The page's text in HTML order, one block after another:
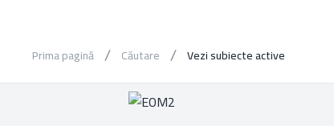
Prima pagină Căutare Vezi subiecte active